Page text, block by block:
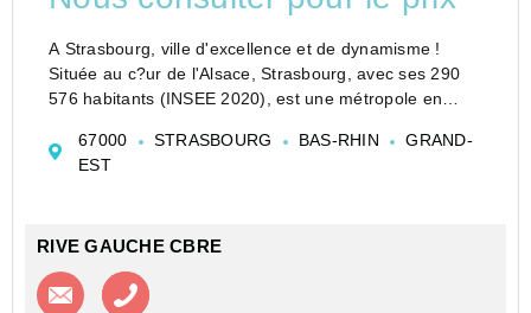
A Strasbourg, ville d'excellence et de dynamisme !
Située au c?ur de l'Alsace, Strasbourg, avec ses 290
576 habitants (INSEE 2020), est une métropole en
international, son université de renom et son éc...
67000 STRASBOURG BAS-RHIN
GRAND-
EST
RIVE GAUCHE CBRE
Contacter l'agence